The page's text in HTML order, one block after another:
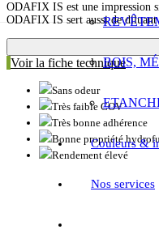
BOIS,
Couleurs &
Nos services
ODAFIX IS est une impression
ODAFIX IS sert aussi de
Voir la fiche technique
Sans odeur
Très faible COV
Très bonne adhérence
Bonne propriété
Rendement élevé